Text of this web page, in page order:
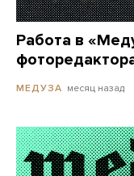
Работа в
МЕДУЗА месяц назад